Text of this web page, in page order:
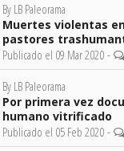
By LB Paleorama
Muertes violentas
pastores
Publicado el 09 Mar 2020 -
By LB Paleorama
Por primera vez
humano vitrificado
Publicado el 05 Feb 2020 -